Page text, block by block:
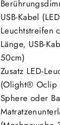
USB-Kabel
Leuchtstreifen
Länge, USB-
50cm)
Zusatz LED-
(Olight® Oclip
Sphere oder